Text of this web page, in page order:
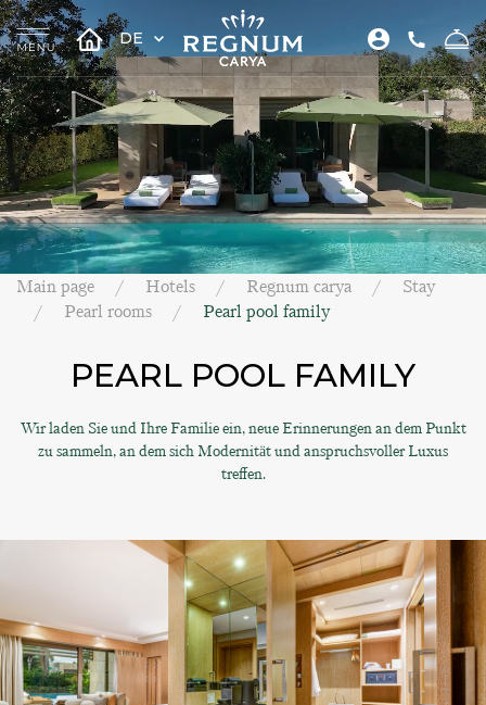
DE
Main page Hotels Regnum carya
Stay
Pearl rooms
Pearl pool family
PEARL POOL FAMILY
Wir laden Sie und Ihre Familie ein, neue Erinnerungen an dem Punkt
zu sammeln, an dem sich Modernität und anspruchsvoller Luxus
treffen.